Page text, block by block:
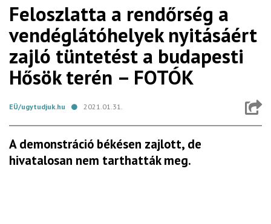
Feloszlatta a rendőrség a
vendéglátóhelyek nyitásáért
zajló tüntetést a budapesti
Hősök terén – FOTÓK
EÜ/ugytudjuk.hu 2021.01.31.
A demonstráció békésen zajlott, de
hivatalosan nem tarthatták meg.